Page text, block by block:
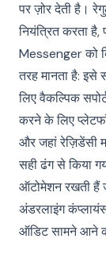
पर ज़ोर देती है।
नियंत्रित करता
Messenger को
तरह मानता है:
लिए वैकल्पिक
करने के लिए
और जहां रेज़िडेंसी
सही ढंग से किया
ऑटोमेशन रखती हैं
अंडरलाइंग
ऑडिट सामने आने